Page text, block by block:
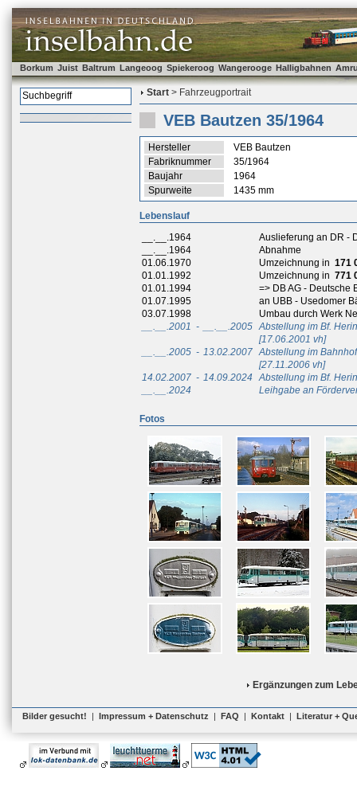
Borkum Juist Baltrum Langeoog Spiekeroog Wangerooge Halligbahnen
Start > Fahrzeugportrait
VEB Bautzen 35/1964
Hersteller
VEB Bautzen
Fabriknummer
35/1964
Baujahr
1964
Spurweite
1435 mm
Lebenslauf
__.__.1964
Auslieferung an DR -
__.__.1964
Abnahme
01.06.1970
Umzeichnung in 171
01.01.1992
Umzeichnung in 771
01.01.1994
=> DB AG - Deutsche
01.07.1995
an UBB - Usedomer
03.07.1998
Umbau durch Werk
__.__.2001 - __.__.2005 Abstellung im Bf.
[17.06.2001 vh]
__.__.2005 - 13.02.2007 Abstellung im
[27.11.2006 vh]
14.02.2007 - 14.09.2024
Abstellung im Bf.
__.__.2024
Leihgabe an
Fotos
Ergänzungen zum
Bilder gesucht! | Impressum + Datenschutz | FAQ | Kontakt | Literatur +